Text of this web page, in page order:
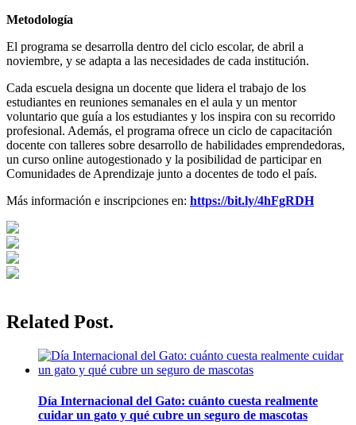
Metodología
El programa se desarrolla dentro del ciclo escolar, de abril a
noviembre, y se adapta a las necesidades de cada institución.
Cada escuela designa un docente que lidera el trabajo de los
estudiantes en reuniones semanales en el aula y un mentor
voluntario que guía a los estudiantes y los inspira con su recorrido
profesional. Además, el programa ofrece un ciclo de capacitación
docente con talleres sobre desarrollo de habilidades emprendedoras,
un curso online autogestionado y la posibilidad de participar en
Comunidades de Aprendizaje junto a docentes de todo el país.
Más información e inscripciones en: https://bit.ly/4hFgRDH
Related Post.
Día Internacional del Gato: cuánto cuesta realmente
cuidar un gato y qué cubre un seguro de mascotas